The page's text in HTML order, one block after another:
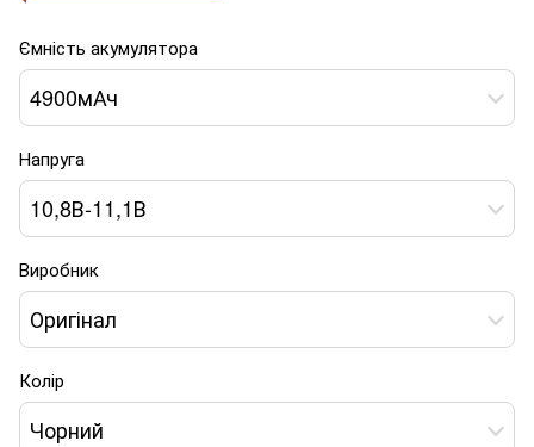
Ємність акумулятора
4900мАч
Напруга
10,8В-11,1В
Виробник
Оригінал
Колір
Чорний